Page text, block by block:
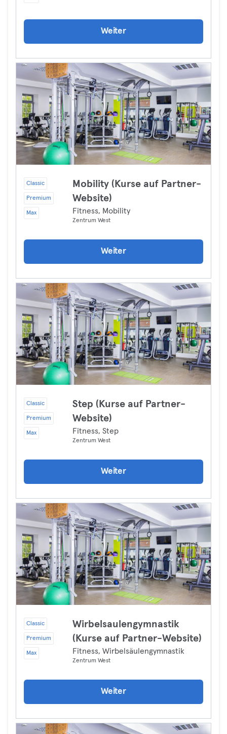
Weiter
Classic
Premium
Max
Mobility (Kurse auf Partner-
Website)
Fitness, Mobility
Zentrum West
Weiter
Classic
Premium
Max
Step (Kurse auf Partner-
Website)
Fitness, Step
Zentrum West
Weiter
Classic
Premium
Max
Wirbelsaulengymnastik
(Kurse auf Partner-Website)
Fitness, Wirbelsäulengymnastik
Zentrum West
Weiter